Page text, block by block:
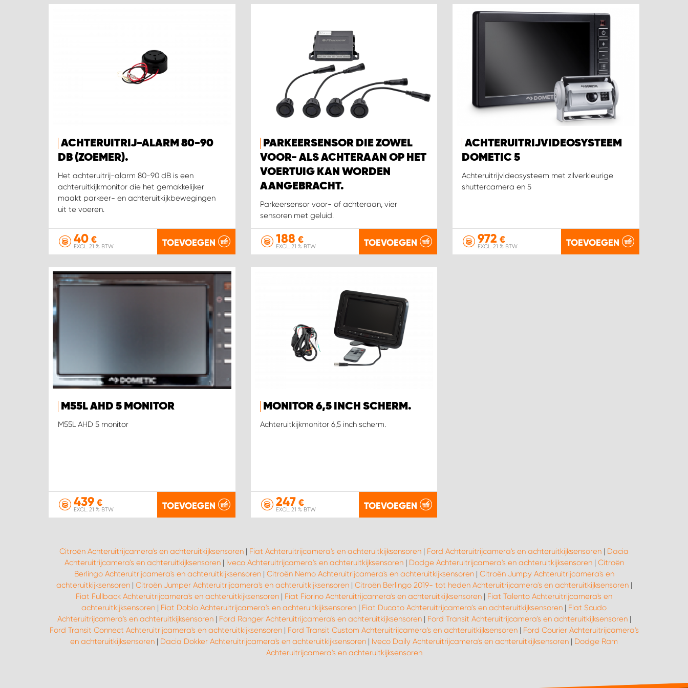
ACHTERUITRIJ-ALARM 80-90
DB (ZOEMER).
Het achteruitrij-alarm 80-90 dB is een
achteruitkijkmonitor die het gemakkelijker
maakt parkeer- en achteruitkijkbewegingen
uit te voeren.
40 €
EXCL. 21 % BTW TOEVOEGEN
PARKEERSENSOR DIE ZOWEL
VOOR- ALS ACHTERAAN OP HET
VOERTUIG KAN WORDEN
AANGEBRACHT.
Parkeersensor voor- of achteraan, vier
sensoren met geluid.
188 €
EXCL. 21 % BTW TOEVOEGEN
ACHTERUITRIJVIDEOSYSTEEM
DOMETIC 5
Achteruitrijvideosysteem met zilverkleurige
shuttercamera en 5
972 €
EXCL. 21 % BTW TOEVOEGEN
M55L AHD 5 MONITOR
M55L AHD 5 monitor
439 €
EXCL. 21 % BTW TOEVOEGEN
MONITOR 6,5 INCH SCHERM.
Achteruitkijkmonitor 6,5 inch scherm.
247€
EXCL. 21 % BTW TOEVOEGEN
Citroën Achteruitrijcamera's en achteruitkijksensoren | Fiat Achteruitrijcamera's en achteruitkijksensoren | Ford Achteruitrijcamera's en achteruitkijksensoren | Dacia
Achteruitrijcamera's en achteruitkijksensoren| Iveco Achteruitrijcamera's en achteruitkijksensoren| Dodge Achteruitrijcamera's en achteruitkijksensoren| Citroën
Berlingo Achteruitrijcamera's en achteruitkijksensoren| Citroën Nemo Achteruitrijcamera's en achteruitkijksensoren| Citroën Jumpy Achteruitrijcamera's en
achteruitkijksensoren| Citroën Jumper Achteruitrijcamera's en achteruitkijksensoren| Citroën Berlingo 2019- tot heden Achteruitrijcamera's en achteruitkijksensoren|
Fiat Fullback Achteruitrijcamera's en achteruitkijksensoren | Fiat Fiorino Achteruitrijcamera's en achteruitkijksensoren | Fiat Talento Achteruitrijcamera's en
achteruitkijksensoren | Fiat Doblo Achteruitrijcamera's en achteruitkijksensoren | Fiat Ducato Achteruitrijcamera's en achteruitkijksensoren | Fiat Scudo
Achteruitrijcamera's en achteruitkijksensoren| Ford Ranger Achteruitrijcamera's en achteruitkijksensoren| Ford Transit Achteruitrijcamera's en achteruitkijksensoren|
Ford Transit Connect Achteruitrijcamera's en achteruitkijksensoren| Ford Transit Custom Achteruitrijcamera's en achteruitkijksensoren| Ford Courier Achteruitrijcamera's
en achteruitkijksensoren | Dacia Dokker Achteruitrijcamera's en achteruitkijksensoren | Iveco Daily Achteruitrijcamera's en achteruitkijksensoren | Dodge Ram
Achteruitrijcamera's en achteruitkijksensoren